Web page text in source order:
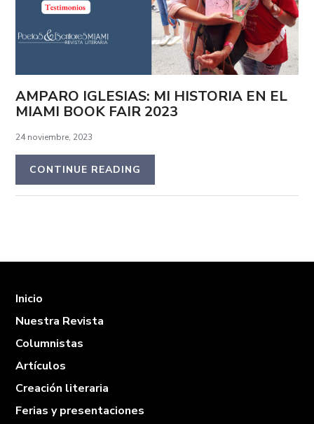
AMPARO IGLESIAS: MI HISTORIA EN EL
MIAMI BOOK FAIR 2023
24 noviembre, 2023
CONTINUE READING
Inicio
Nuestra Revista
Columnistas
Artículos
Creación literaria
Ferias y presentaciones